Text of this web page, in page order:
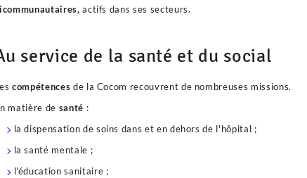
actifs dans ses secteurs.
service de la santé et du social
compétences de la Cocom recouvrent de nombreuses missions.
matière de santé :
la dispensation de soins dans et en dehors de l'hôpital ;
la santé mentale ;
l'éducation sanitaire ;